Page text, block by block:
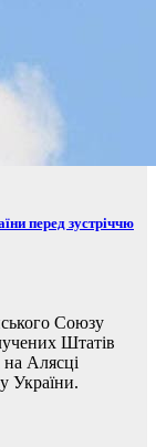
перед зустріччю
Союзу
Штатів
Алясці
України.